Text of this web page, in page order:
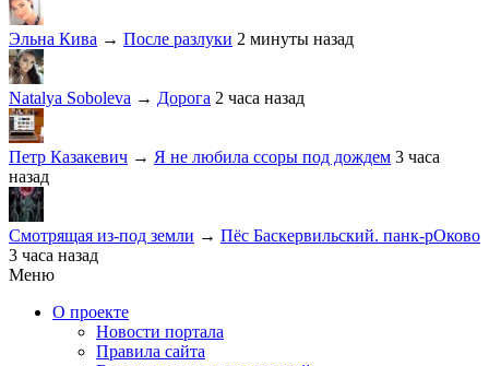
Эльна Кива → После разлуки 2 минуты назад
Natalya Soboleva → Дорога 2 часа назад
Петр Казакевич → Я не любила ссоры под дождем 3 часа
назад
Смотрящая из-под земли → Пёс Баскервильский. панк-рОково
3 часа назад
Меню
О проекте
Новости портала
Правила сайта